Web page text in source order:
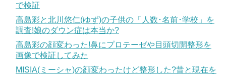
で検証
高島彩と北川悠仁(ゆず)の子供の「人数･名前･学校」を
調査!娘のダウン症は本当か?
高島彩の顔変わった!鼻にプロテーゼや目頭切開整形を
画像で検証してみた
MISIA(ミーシャ)の顔変わったけど整形した?昔と現在を